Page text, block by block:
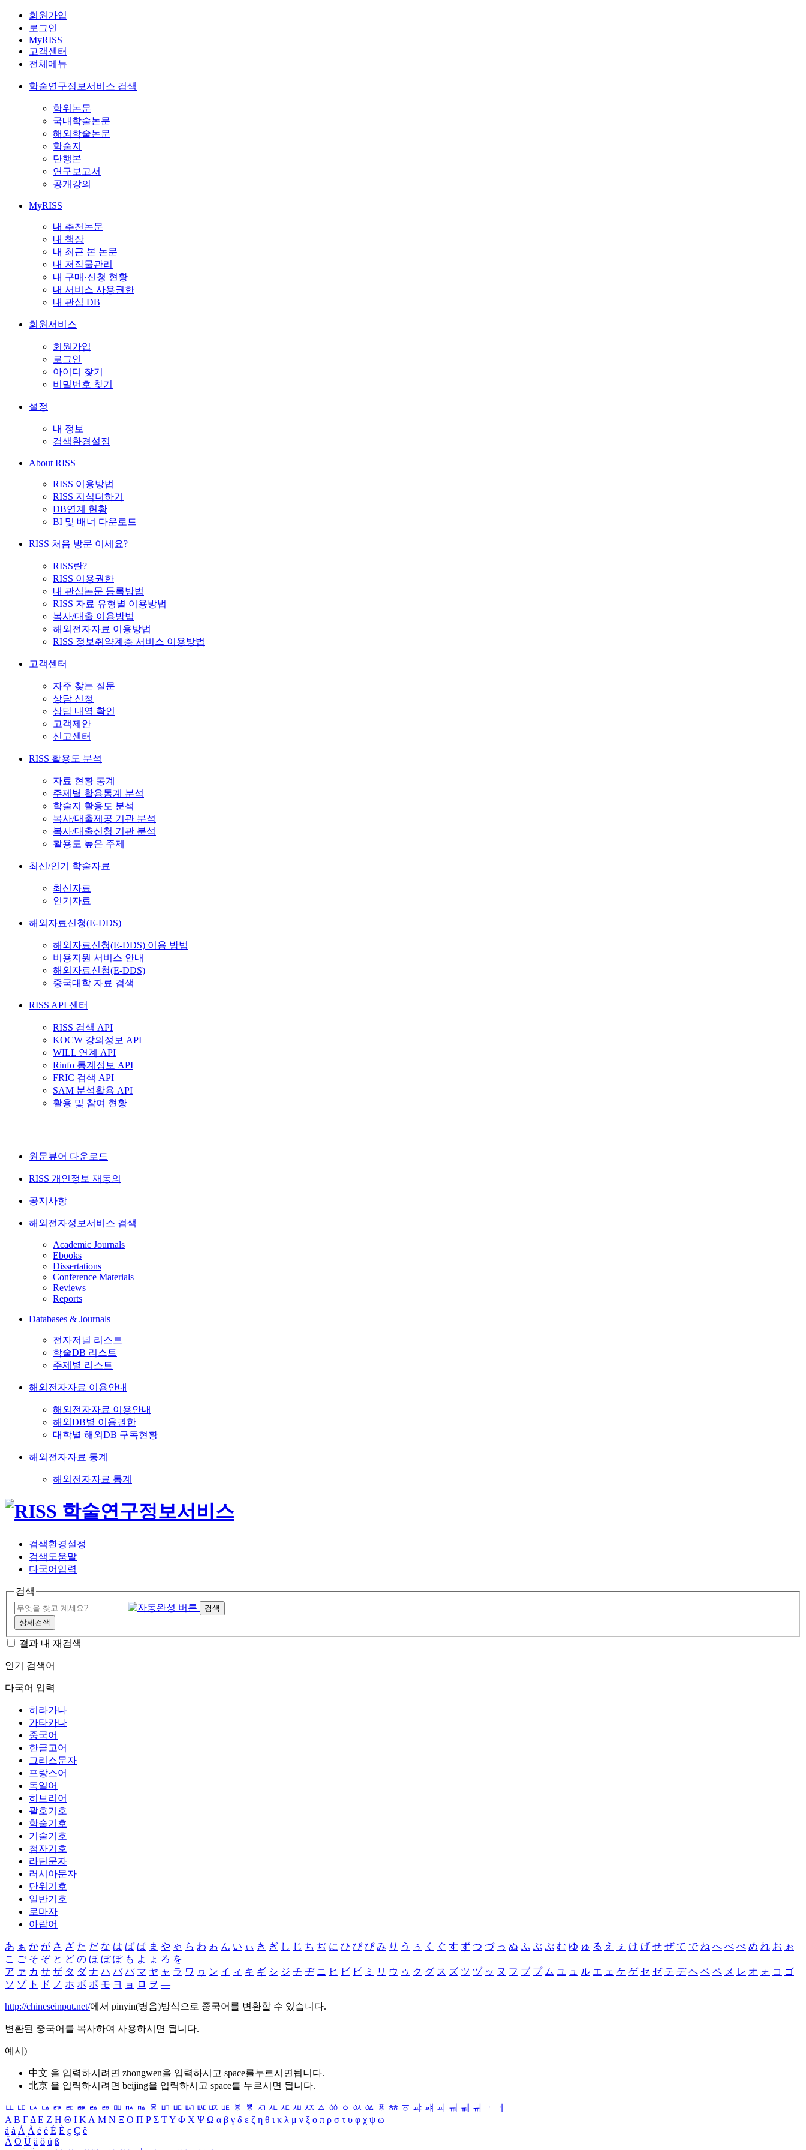
회원가입
로그인
MyRISS
고객센터
전체메뉴
학술연구정보서비스 검색
학위논문
국내학술논문
해외학술논문
학술지
단행본
연구보고서
공개강의
MyRISS
내 추천논문
내 책장
내 최근 본 논문
내 저작물관리
내 구매·신청 현황
내 서비스 사용권한
내 관심 DB
회원서비스
회원가입
로그인
아이디 찾기
비밀번호 찾기
설정
내 정보
검색환경설정
About RISS
RISS 이용방법
RISS 지식더하기
DB연계 현황
BI 및 배너 다운로드
RISS 처음 방문 이세요?
RISS란?
RISS 이용권한
내 관심논문 등록방법
RISS 자료 유형별 이용방법
복사/대출 이용방법
해외전자자료 이용방법
RISS 정보취약계층 서비스 이용방법
고객센터
자주 찾는 질문
상담 신청
상담 내역 확인
고객제안
신고센터
RISS 활용도 분석
자료 현황 통계
주제별 활용통계 분석
학술지 활용도 분석
복사/대출제공 기관 분석
복사/대출신청 기관 분석
활용도 높은 주제
최신/인기 학술자료
최신자료
인기자료
해외자료신청(E-DDS)
해외자료신청(E-DDS) 이용 방법
비용지원 서비스 안내
해외자료신청(E-DDS)
중국대학 자료 검색
RISS API 센터
RISS 검색 API
KOCW 강의정보 API
WILL 연계 API
Rinfo 통계정보 API
FRIC 검색 API
SAM 분석활용 API
활용 및 참여 현황
원문뷰어 다운로드
RISS 개인정보 재동의
공지사항
해외전자정보서비스 검색
Academic Journals
Ebooks
Dissertations
Conference Materials
Reviews
Reports
Databases & Journals
전자저널 리스트
학술DB 리스트
주제별 리스트
해외전자자료 이용안내
해외전자자료 이용안내
해외DB별 이용권한
대학별 해외DB 구독현황
해외전자자료 통계
해외전자자료 통계
검색환경설정
검색도움말
다국어입력
검색
검색
상세검색
결과 내 재검색
인기 검색어
다국어 입력
히라가나
가타카나
중국어
한글고어
그리스문자
프랑스어
독일어
히브리어
괄호기호
학술기호
기술기호
첨자기호
라틴문자
러시아문자
단위기호
일반기호
로마자
아랍어
あ ぁ か が さ ざ た だ な は ば ぱ ま や ゃ ら わ ゎ ん い ぃ き ぎ し じ ち ぢ に ひ び ぴ み り う ぅ く ぐ す ず つ づ っ ぬ ふ ぶ ぷ む ゆ ゅ る え ぇ け げ せ ぜ て で ね へ べ ぺ め れ お ぉ
こ ご そ ぞ と ど の ほ ぼ ぽ も よ ょ ろ を
ア ァ カ サ ザ タ ダ ナ ハ バ パ マ ヤ ャ ラ ワ ヮ ン イ ィ キ ギ シ ジ チ ヂ ニ ヒ ビ ピ ミ リ ウ ゥ ク グ ス ズ ツ ヅ ッ ヌ フ ブ プ ム ユ ュ ル エ ェ ケ ゲ セ ゼ テ デ ヘ ベ ペ メ レ オ ォ コ ゴ
ソ ゾ ト ド ノ ホ ボ ポ モ ヨ ョ ロ ヲ ―
http://chineseinput.net/에서 pinyin(병음)방식으로 중국어를 변환할 수 있습니다.
변환된 중국어를 복사하여 사용하시면 됩니다.
예시)
中文 을 입력하시려면 zhongwen을 입력하시고 space를누르시면됩니다.
北京 을 입력하시려면 beijing을 입력하시고 space를 누르시면 됩니다.
ㅥ ㅦ ㅧ ㅨ ㅩ ㅪ ㅫ ㅬ ㅭ ㅮ ㅯ ㅰ ㅱ ㅲ ㅳ ㅴ ㅵ ㅶ ㅷ ㅸ ㅹ ㅺ ㅻ ㅼ ㅽ ㅾ ㅿ ㆀ ㆁ ㆂ ㆃ ㆄ ㆅ ㆆ ㆇ ㆈ ㆉ ㆊ ㆋ ㆌ ㆍ
ㆎ
Α Β ΓΔ Ε Ζ Η Θ Ι ΚΛ Μ Ν Ξ Ο Π Ρ Σ ΤΥ Φ Χ Ψ Ω α β γ δ ε ζ η θ ι κ λ μ ν ξ ο π ρ σ τ υ φ χ ψ ω
á à Á À é è É È ç Ç ê
Ä Ö Ü ä ö ü ß